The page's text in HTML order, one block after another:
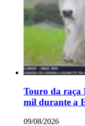
Touro da raça
mil durante a
09/08/2026